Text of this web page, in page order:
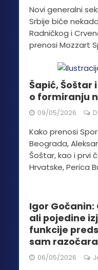
Novi generalni
Srbije biće
Radničkog i
prenosi Mozzart
Šapić, Šoštar
o formiranju
09/05/2026
Kako prenosi
Beograda,
Šoštar, kao i prvi
Hrvatske, Perica
Igor Gočanin:
ali pojedine
funkcije
sam
06/05/2026